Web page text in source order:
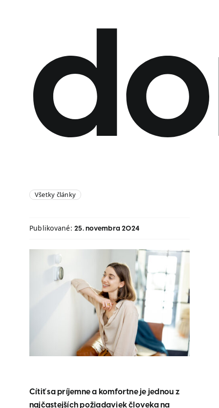
Všetky články
Publikované:25. novembra 2024
Cítiť sa príjemne a komfortne je jednou z
najčastejších požiadaviek človeka na